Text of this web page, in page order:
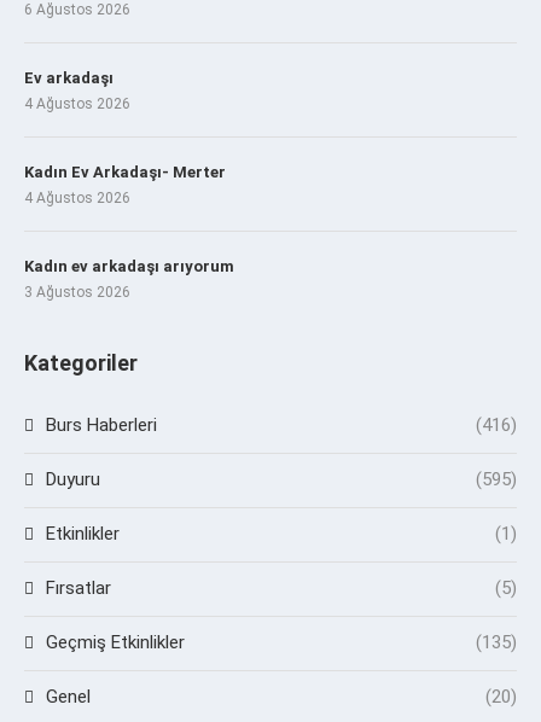
6 Ağustos 2026
Ev arkadaşı
4 Ağustos 2026
Kadın Ev Arkadaşı- Merter
4 Ağustos 2026
Kadın ev arkadaşı arıyorum
3 Ağustos 2026
Kategoriler
Burs Haberleri (416)
Duyuru (595)
Etkinlikler (1)
Fırsatlar (5)
Geçmiş Etkinlikler (135)
Genel (20)